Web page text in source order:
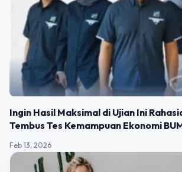
Ingin Hasil Maksimal di Ujian Ini
Tembus Tes Kemampuan Ekonomi
Feb 13, 2026